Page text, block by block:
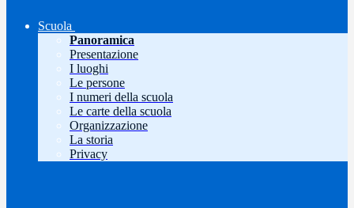
Scuola
Panoramica
Presentazione
I luoghi
Le persone
I numeri della scuola
Le carte della scuola
Organizzazione
La storia
Privacy